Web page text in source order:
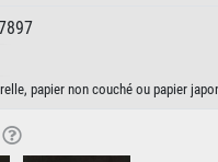
papier non couché ou papier